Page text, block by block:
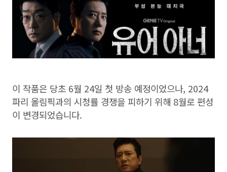
이 작품은 당초 6월 24일 첫 방송 예정이었으나, 2024
파리 올림픽과의 시청률 경쟁을 피하기 위해 8월로 편성
이 변경되었습니다.